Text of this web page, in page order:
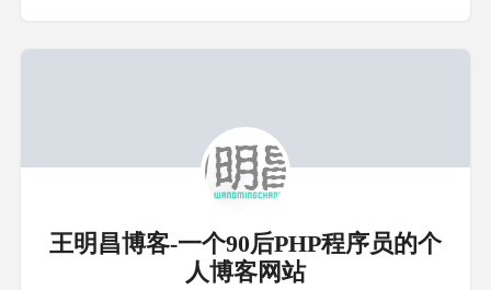
王明昌博客-一个90后PHP程序员的个
人博客网站